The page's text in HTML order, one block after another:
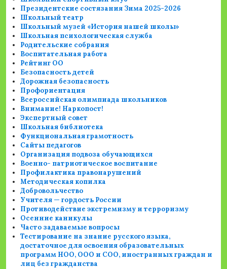
Президентские состязания Зима 2025-2026
Школьный театр
Школьный музей «История нашей школы»
Школьная психологическая служба
Родительские собрания
Воспитательная работа
Рейтинг ОО
Безопасность детей
Дорожная безопасность
Профориентация
Всероссийская олимпиада школьников
Внимание! Наркопост!
Экспертный совет
Школьная библиотека
Функциональная грамотность
Сайты педагогов
Организация подвоза обучающихся
Военно- патриотическое воспитание
Профилактика правонарушений
Методическая копилка
Добровольчество
Учителя — гордость России
Противодействие экстремизму и терроризму
Осенние каникулы
Часто задаваемые вопросы
Тестирование на знание русского языка,
достаточное для освоения образовательных
программ НОО, ООО и СОО, иностранных граждан и
лиц без гражданства